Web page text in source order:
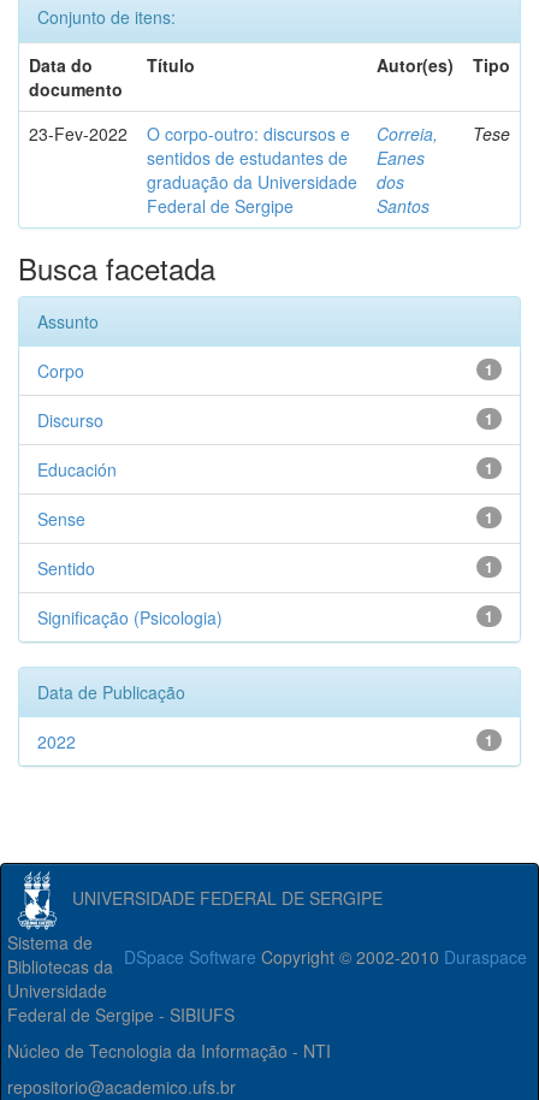
Conjunto de itens:
Data do
documento
Título Autor(es) Tipo
23-Fev-2022
O corpo-outro: discursos e
sentidos de estudantes de
graduação da Universidade
Federal de Sergipe
Correia,
Eanes
dos
Santos
Tese
Busca facetada
Assunto
1
Corpo
1
Discurso
1
Educación
1
Sense
1
Sentido
1
Significação (Psicologia)
Data de Publicação
1
2022
UNIVERSIDADE FEDERAL DE SERGIPE
DSpace Software Copyright © 2002-2010 Duraspace
Sistema de
Bibliotecas da
Universidade
Federal de Sergipe - SIBIUFS
Núcleo de Tecnologia da Informação - NTI
repositorio@academico.ufs.br